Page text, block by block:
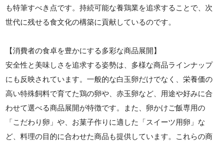
も特筆すべき点です。持続可能な養鶏業を追求することで、次
世代に残せる食文化の構築に貢献しているのです。
【消費者の食卓を豊かにする多彩な商品展開】
安全性と美味しさを追求する姿勢は、多様な商品ラインナップ
にも反映されています。一般的な白玉卵だけでなく、栄養価の
高い特殊飼料で育てた鶏の卵や、赤玉卵など、用途や好みに合
わせて選べる商品展開が特徴です。また、卵かけご飯専用の
「こだわり卵」や、お菓子作りに適した「スイーツ用卵」な
ど、料理の目的に合わせた商品も提供しています。これらの商